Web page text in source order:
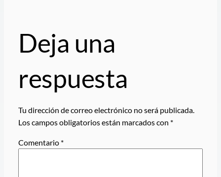
Deja una
respuesta
Tu dirección de correo electrónico no será publicada.
Los campos obligatorios están marcados con *
Comentario *